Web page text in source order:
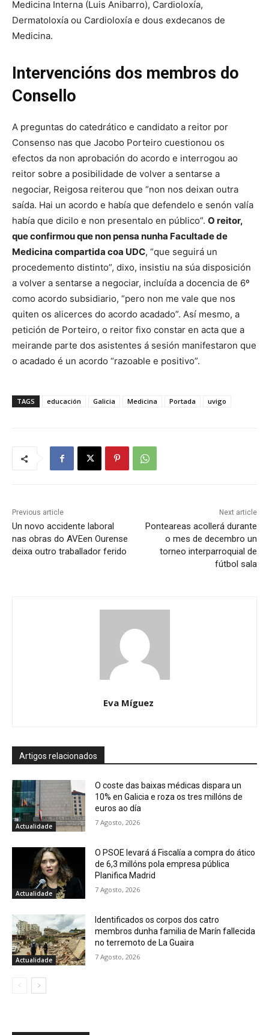
Medicina Interna (Luis Anibarro), Cardioloxía,
Dermatoloxía ou Cardioloxía e dous exdecanos de
Medicina.
Intervencións dos membros do
Consello
A preguntas do catedrático e candidato a reitor por
Consenso nas que Jacobo Porteiro cuestionou os
efectos da non aprobación do acordo e interrogou ao
reitor sobre a posibilidade de volver a sentarse a
negociar, Reigosa reiterou que “non nos deixan outra
saída. Hai un acordo e había que defendelo e senón valía
había que dicilo e non presentalo en público”. O reitor,
que confirmou que non pensa nunha Facultade de
Medicina compartida coa UDC, “que seguirá un
procedemento distinto”, dixo, insistiu na súa disposición
a volver a sentarse a negociar, incluída a docencia de 6º
como acordo subsidiario, “pero non me vale que nos
quiten os alicerces do acordo acadado”. Así mesmo, a
petición de Porteiro, o reitor fixo constar en acta que a
meirande parte dos asistentes á sesión manifestaron que
o acadado é un acordo “razoable e positivo”.
TAGS educación Galicia Medicina Portada uvigo
Previous article
Un novo accidente laboral
nas obras do AVEen Ourense
deixa outro traballador ferido
Next article
Ponteareas acollerá durante
o mes de decembro un
torneo interparroquial de
fútbol sala
Eva Míguez
Artigos relacionados
Actualidade
O coste das baixas médicas dispara un
10% en Galicia e roza os tres millóns de
euros ao día
7 Agosto, 2026
Actualidade
O PSOE levará á Fiscalía a compra do ático
de 6,3 millóns pola empresa pública
Planifica Madrid
7 Agosto, 2026
Actualidade
Identificados os corpos dos catro
membros dunha familia de Marín fallecida
no terremoto de La Guaira
7 Agosto, 2026